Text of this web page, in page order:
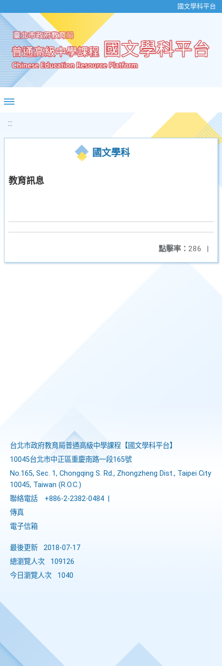
國文學科平台
:::
國文學科
教育訊息
點擊率： 286 |
台北市政府教育局普通高級中學課程​【​國文學科平台】
10045台北市中正區重慶南路一段165號
No.165, Sec. 1, Chongqing S. Rd., Zhongzheng Dist., Taipei City
10045, Taiwan (R.O.C.)
聯絡電話
+886-2-2382-0484
傳真
電子信箱
最後更新
2018-07-17
總瀏覽人次
109126
今日瀏覽人次
1040